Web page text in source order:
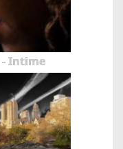
- Intime